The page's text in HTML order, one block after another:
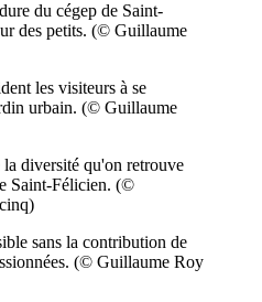
du cégep de Saint-
des petits. (© Guillaume
les visiteurs à se
urbain. (© Guillaume
diversité qu'on retrouve
Saint-Félicien. (©
sans la contribution de
(© Guillaume Roy